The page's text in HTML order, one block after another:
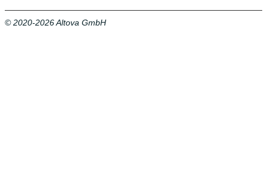
© 2020-2026 Altova GmbH